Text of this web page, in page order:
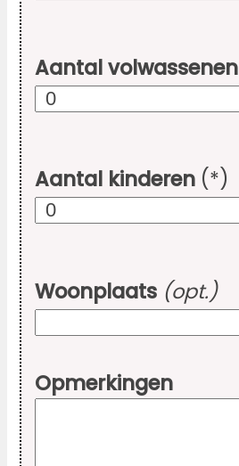
Aantal volwassenen
Aantal kinderen (*)
Woonplaats (opt.)
Opmerkingen